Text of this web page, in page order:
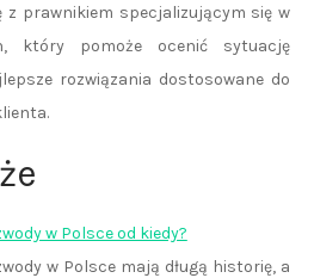
prawnikiem specjalizującym się w
który pomoże ocenić sytuację
rozwiązania dostosowane do
w Polsce od kiedy?
w Polsce mają długą historię, a